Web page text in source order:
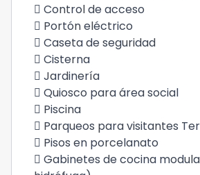
 Control de acceso
 Portón eléctrico
 Caseta de seguridad
 Cisterna
 Jardinería
 Quiosco para área social
 Piscina
 Parqueos para visitantes
 Pisos en porcelanato
 Gabinetes de cocina